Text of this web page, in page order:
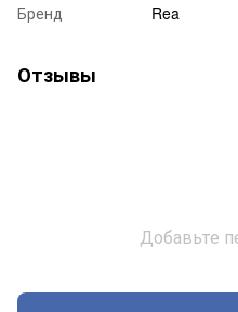
Бренд
Rea
Отзывы
Добавьте